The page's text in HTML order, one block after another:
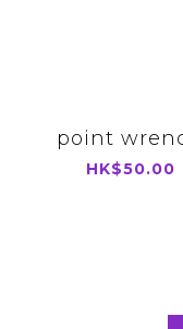
point
HK$50.00